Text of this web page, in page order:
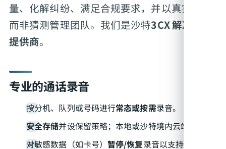
量、化解纠纷、满足合规要求，并以真实数据
而非猜测管理团队。我们是沙特3CX 解决方案
提供商。
专业的通话录音
按分机、队列或号码进行常态或按需录音。
安全存储并设保留策略；本地或沙特境内云端托管。
对敏感数据（如卡号） 暂停/恢复录音以支持合规。